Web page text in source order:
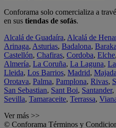
Conforama solo comercializa a
en sus tiendas de sofás.
Alcalá de Guadaíra, Alcalá de
Arinaga, Asturias, Badalona,
Castellón, Chafiras, Cordoba, Elche,
Almería, La Coruña, La Laguna,
Lleida, Los Barrios, Madrid,
Orotava, Palma, Pamplona, Rivas,
San Sebastian, Sant Boi, Santander,
Sevilla, Tamaraceite, Terrassa,
Ver más >>
© Conforama Términos y